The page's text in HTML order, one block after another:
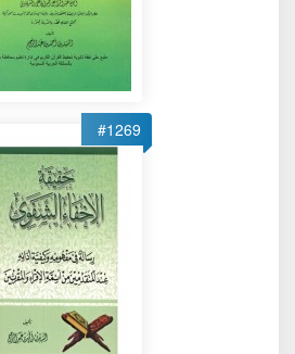
#1269